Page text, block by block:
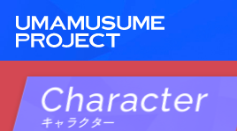
Character
キャラクター